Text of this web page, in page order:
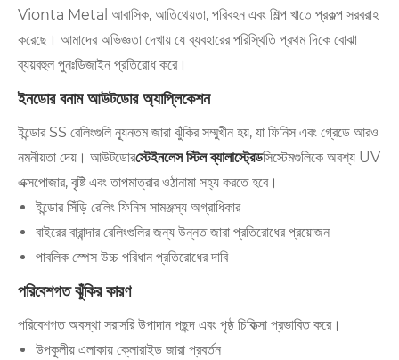
Vionta Metal আবাসিক, আতিথেয়তা, পরিবহন এবং শিল্প খাতে প্রকল্প সরবরাহ
করেছে। আমাদের অভিজ্ঞতা দেখায় যে ব্যবহারের পরিস্থিতি প্রথম দিকে বোঝা
ব্যয়বহুল পুনঃডিজাইন প্রতিরোধ করে।
ইনডোর বনাম আউটডোর অ্যাপ্লিকেশন
ইন্ডোর SS রেলিংগুলি ন্যূনতম জারা ঝুঁকির সম্মুখীন হয়, যা ফিনিস এবং গ্রেডে আরও
নমনীয়তা দেয়। আউটডোরস্টেইনলেস স্টিল ব্যালাস্ট্রেডসিস্টেমগুলিকে অবশ্য UV
এক্সপোজার, বৃষ্টি এবং তাপমাত্রার ওঠানামা সহ্য করতে হবে।
ইন্ডোর সিঁড়ি রেলিং ফিনিস সামঞ্জস্য অগ্রাধিকার
বাইরের বারান্দার রেলিংগুলির জন্য উন্নত জারা প্রতিরোধের প্রয়োজন
পাবলিক স্পেস উচ্চ পরিধান প্রতিরোধের দাবি
পরিবেশগত ঝুঁকির কারণ
পরিবেশগত অবস্থা সরাসরি উপাদান পছন্দ এবং পৃষ্ঠ চিকিত্সা প্রভাবিত করে।
উপকূলীয় এলাকায় ক্লোরাইড জারা প্রবর্তন